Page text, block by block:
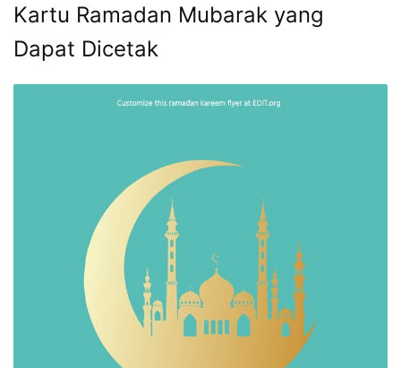
Kartu Ramadan Mubarak yang
Dapat Dicetak